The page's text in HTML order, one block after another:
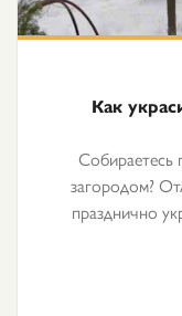
Как
Собираетесь
загородом?
празднично